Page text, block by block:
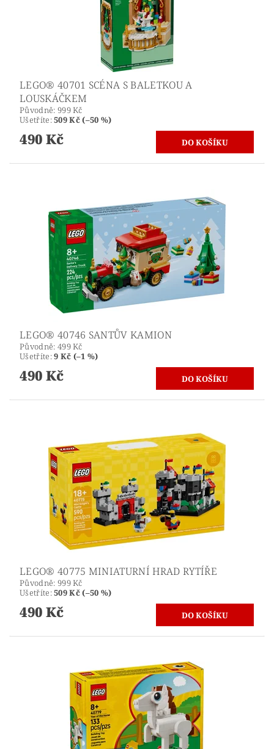
LEGO® 40701 SCÉNA S BALETKOU A
LOUSKÁČKEM
Původně: 999 Kč
Ušetříte:509 Kč (–50 %)
490 Kč
LEGO® 40746 SANTŮV KAMION
Původně: 499 Kč
Ušetříte:9 Kč (–1 %)
490 Kč
LEGO® 40775 MINIATURNÍ HRAD RYTÍŘE
Původně: 999 Kč
Ušetříte:509 Kč (–50 %)
490 Kč